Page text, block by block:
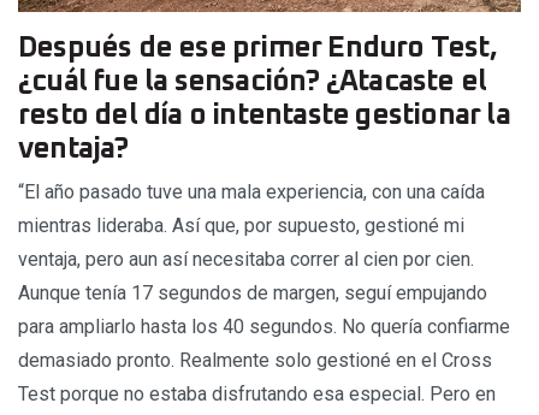
Después de ese primer Enduro Test,
¿cuál fue la sensación? ¿Atacaste el
resto del día o intentaste gestionar la
ventaja?
“El año pasado tuve una mala experiencia, con una caída
mientras lideraba. Así que, por supuesto, gestioné mi
ventaja, pero aun así necesitaba correr al cien por cien.
Aunque tenía 17 segundos de margen, seguí empujando
para ampliarlo hasta los 40 segundos. No quería confiarme
demasiado pronto. Realmente solo gestioné en el Cross
Test porque no estaba disfrutando esa especial. Pero en